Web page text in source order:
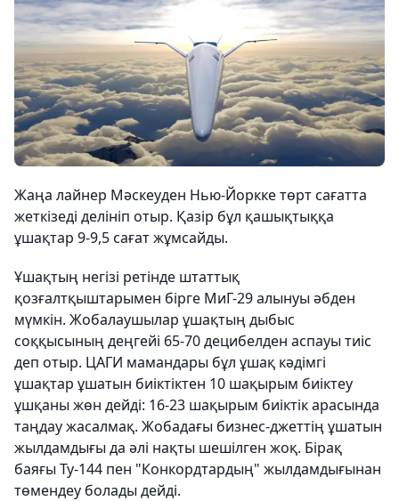
Жаңа лайнер Мәскеуден Нью-Йоркке төрт сағатта
жеткізеді делініп отыр. Қазір бұл қашықтыққа
ұшақтар 9-9,5 сағат жұмсайды.
Ұшақтың негізі ретінде штаттық
қозғалтқыштарымен бірге МиГ-29 алынуы әбден
мүмкін. Жобалаушылар ұшақтың дыбыс
соққысының деңгейі 65-70 децибелден аспауы тиіс
деп отыр. ЦАГИ мамандары бұл ұшақ кәдімгі
ұшақтар ұшатын биіктіктен 10 шақырым биіктеу
ұшқаны жөн дейді: 16-23 шақырым биіктік арасында
таңдау жасалмақ. Жобадағы бизнес-джеттің ұшатын
жылдамдығы да әлі нақты шешілген жоқ. Бірақ
баяғы Ту-144 пен "Конкордтардың" жылдамдығынан
төмендеу болады дейді.